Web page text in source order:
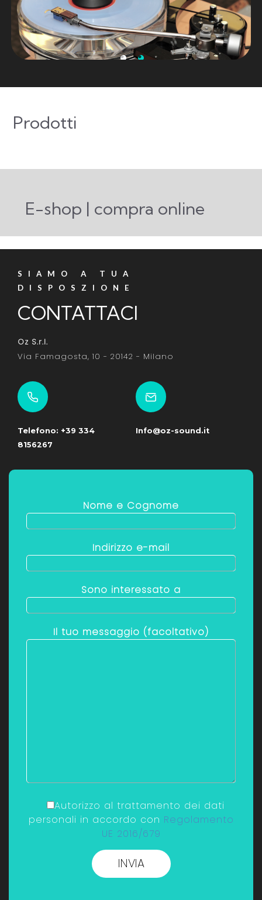
Prodotti
E-shop | compra online
Nome e Cognome
Indirizzo e-mail
Sono interessato a
Il tuo messaggio (facoltativo)
Autorizzo al trattamento dei dati
personali in accordo con Regolamento
UE 2016/679
SIAMO A TUA
DISPOSZIONE
CONTATTACI
Oz S.r.l.
Via Famagosta, 10 - 20142 - Milano
Telefono: +39 334
8156267
Info@oz-sound.it